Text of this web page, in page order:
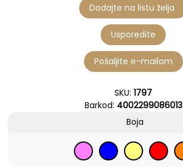
SKU: 1797
Barkod: 4002299086013
Boja